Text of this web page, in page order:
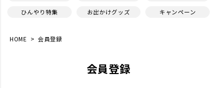
ひんやり特集
お出かけグッズ キャンペーン
HOME 会員登録
会員登録